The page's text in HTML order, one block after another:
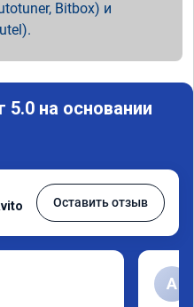
Bitbox) и
5.0 на основании
Оставить отзыв
А